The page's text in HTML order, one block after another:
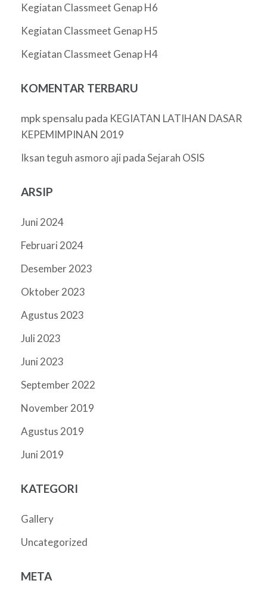
Kegiatan Classmeet Genap H6
Kegiatan Classmeet Genap H5
Kegiatan Classmeet Genap H4
KOMENTAR TERBARU
mpk spensalu pada KEGIATAN LATIHAN DASAR
KEPEMIMPINAN 2019
Iksan teguh asmoro aji padaSejarah OSIS
ARSIP
Juni 2024
Februari 2024
Desember 2023
Oktober 2023
Agustus 2023
Juli 2023
Juni 2023
September 2022
November 2019
Agustus 2019
Juni 2019
KATEGORI
Gallery
Uncategorized
META